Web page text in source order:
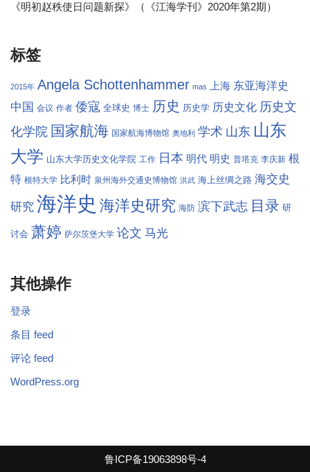
《明初赵秩使日问题新探》（《江海学刊》2020年第2期）
标签
2015年 Angela Schottenhammer mas 上海 东亚海洋史
中国 会议 作者 倭寇 全球史 博士 历史 历史学 历史文化 历史文
化学院 国家航海 国家航海博物馆 奥地利 学术 山东 山东
大学 山东大学历史文化学院 工作 日本 明代 明史 普塔克 李庆新 根
特 根特大学 比利时 泉州海外交通史博物馆 洪武 海上丝绸之路 海交史
研究 海洋史 海洋史研究 海防 滨下武志 目录 研
讨会 萧婷 萨尔茨堡大学 论文 马光
其他操作
登录
条目 feed
评论 feed
WordPress.org
鲁ICP备19063898号-4